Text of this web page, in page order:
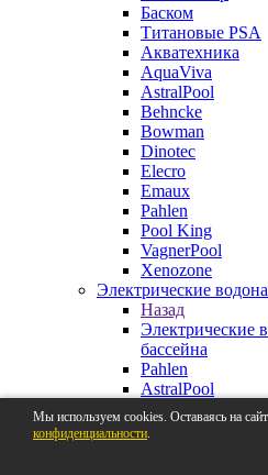
Баском
Титановые PSA
Акватехника
AquaViva
AstralPool
Behncke
Bowman
Dinotec
Elecro
Emaux
Pahlen
Pool King
VagnerPool
Xenozone
Электрические
Назад
Электрические
бассейна
Pahlen
AstralPool
Aquaviva
Behncke
Мы используем cookies. Оставаясь на
конфиденциальности.